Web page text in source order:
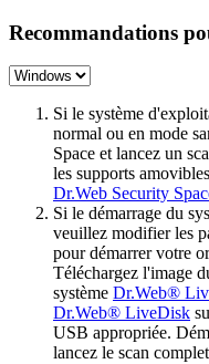
Recommandations
Si le système
normal ou en mode
Space et lancez un
les supports
Dr.Web Security
Si le démarrage du
veuillez modifier les
pour démarrer votre
Téléchargez l'image
système Dr.Web®
Dr.Web® LiveDisk
USB appropriée.
lancez le scan